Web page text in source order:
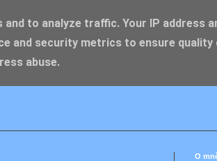
O
to analyze traffic. Your IP address
and security metrics to ensure quality
abuse.